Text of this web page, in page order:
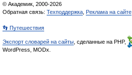
© Академик, 2000-2026
Обратная связь: Техподдержка Реклама на сайте
👣 Путешествия
Экспорт словарей на сайты , сделанные на PHP,
WordPress, MODx.